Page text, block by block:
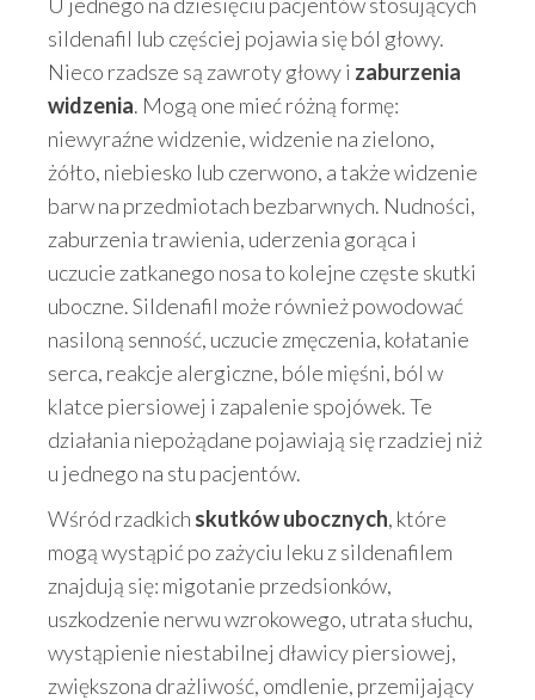
sildenafil lub częściej pojawia się ból głowy.
Nieco rzadsze są zawroty głowy i zaburzenia
widzenia. Mogą one mieć różną formę:
niewyraźne widzenie, widzenie na zielono,
żółto, niebiesko lub czerwono, a także widzenie
barw na przedmiotach bezbarwnych. Nudności,
zaburzenia trawienia, uderzenia gorąca i
uczucie zatkanego nosa to kolejne częste skutki
uboczne. Sildenafil może również powodować
nasiloną senność, uczucie zmęczenia, kołatanie
serca, reakcje alergiczne, bóle mięśni, ból w
klatce piersiowej i zapalenie spojówek. Te
działania niepożądane pojawiają się rzadziej niż
u jednego na stu pacjentów.
Wśród rzadkich skutków ubocznych, które
mogą wystąpić po zażyciu leku z sildenafilem
znajdują się: migotanie przedsionków,
uszkodzenie nerwu wzrokowego, utrata słuchu,
wystąpienie niestabilnej dławicy piersiowej,
zwiększona drażliwość, omdlenie, przemijający